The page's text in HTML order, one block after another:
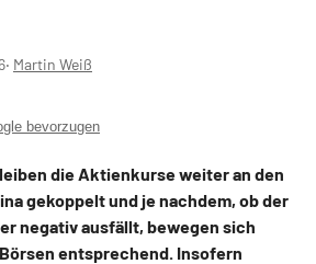
‧ Martin Weiß
bevorzugen
die Aktienkurse weiter an den
gekoppelt und je nachdem, ob der
negativ ausfällt, bewegen sich
entsprechend. Insofern